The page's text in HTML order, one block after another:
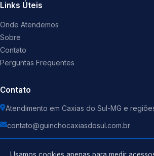
Links Úteis
Onde Atendemos
Sobre
Contato
Perguntas Frequentes
Contato
Atendimento em Caxias do Sul-MG e
contato@guinchocaxiasdosul.com.br